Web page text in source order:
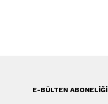
E-BÜLTEN ABONELIĞI